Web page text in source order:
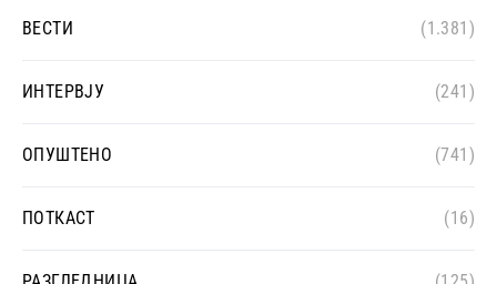
ВЕСТИ (1.381)
ИНТЕРВЈУ (241)
ОПУШТЕНО (741)
ПОТКАСТ (16)